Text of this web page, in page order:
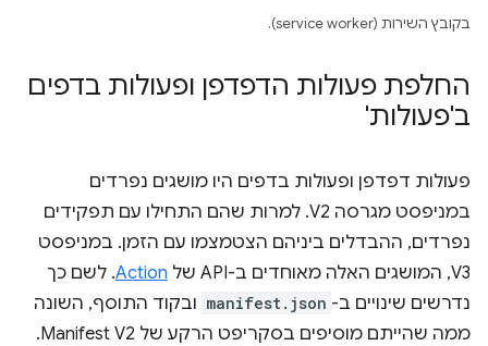
בקובץ השירות (service worker).
החלפת פעולות הדפדפן ופעולות בדפים
ב'פעולות'
פעולות דפדפן ופעולות בדפים היו מושגים נפרדים
במניפסט מגרסה V2. למרות שהם התחילו עם תפקידים
נפרדים, ההבדלים ביניהם הצטמצמו עם הזמן. במניפסט
V3, המושגים האלה מאוחדים ב-API של
Action. לשם כך
נדרשים שינויים ב- manifest.json ובקוד התוסף, השונה
ממה שהייתם מוסיפים בסקריפט הרקע של Manifest V2.